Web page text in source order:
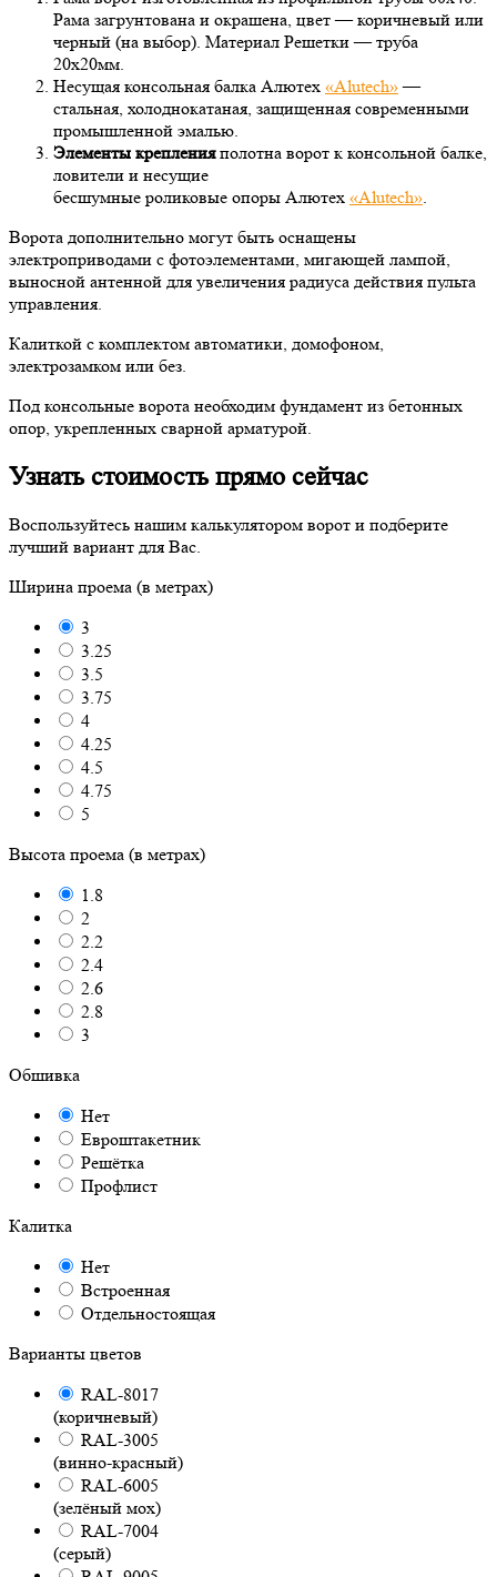
Рама загрунтована и окрашена, цвет — коричневый или
черный (на выбор). Материал Решетки — труба
20х20мм.
Несущая консольная балка Алютех «Alutech»—
стальная, холоднокатаная, защищенная современными
промышленной эмалью.
Элементы крепленияполотна ворот к консольной балке,
ловители и несущие
бесшумные роликовые опоры Алютех «Alutech»
Ворота дополнительно могут быть оснащены
электроприводами с фотоэлементами, мигающей лампой,
выносной антенной для увеличения радиуса действия пульта
управления.
Калиткой с комплектом автоматики, домофоном,
электрозамком или без.
Под консольные ворота необходим фундамент из бетонных
опор, укрепленных сварной арматурой.
Узнать стоимость прямо сейчас
Воспользуйтесь нашим калькулятором ворот и подберите
лучший вариант для Вас.
Ширина проема (в метрах)
3
3.25
3.5
3.75
4
4.25
4.5
4.75
5
Высота проема (в метрах)
1.8
2
2.2
2.4
2.6
2.8
3
Обшивка
Нет
Евроштакетник
Решётка
Профлист
Калитка
Нет
Встроенная
Отдельностоящая
Варианты цветов
RAL-8017
(коричневый)
RAL-3005
(винно-красный)
RAL-6005
(зелёный мох)
RAL-7004
(серый)